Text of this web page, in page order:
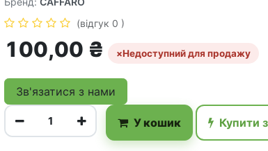
(відгук 0 )
100,00 ₴ ×Недоступний для продажу
Зв'язатися з нами
У кошик Купити